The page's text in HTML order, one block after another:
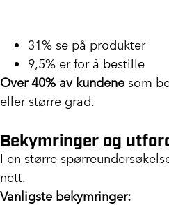
31% se på produkter
9,5% er for å bestille
Over 40% av kundene som
eller større grad.
Bekymringer og
I en større
nett.
Vanligste bekymringer: